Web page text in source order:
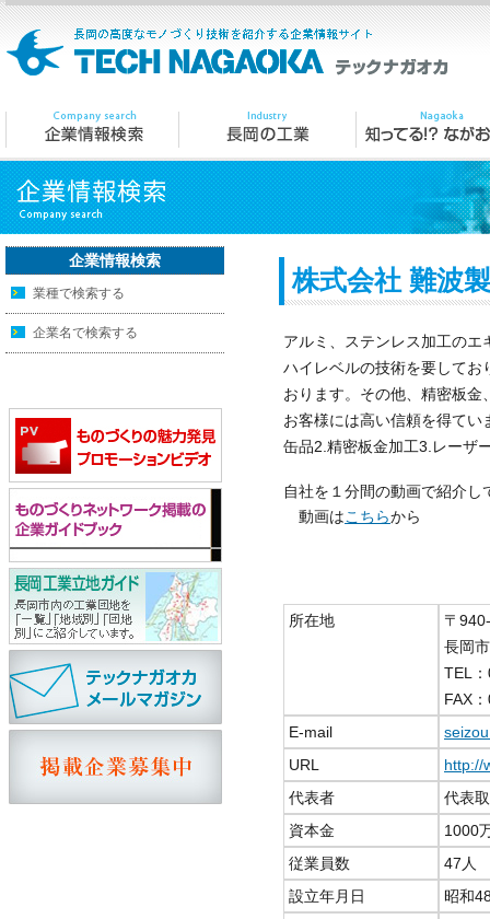
企業情報検索
業種で検索する
企業名で検索する
株式会社 難波
アルミ、ステンレス加工の
ハイレベルの技術を要してお
おります。その他、精密板
お客様には高い信頼を得て
缶品2.精密板金加工3.レーザ
自社を１分間の動画で紹介し
動画はこちらから
所在地
〒
長岡
TEL
FAX
E-mail
URL
http://
代表者
代表
資本金
1000
従業員数
47人
設立年月日
昭和